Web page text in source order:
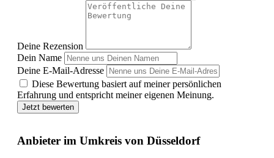
Deine Rezension
Dein Name
Deine E-Mail-Adresse
Diese Bewertung basiert auf meiner persönlichen
Erfahrung und entspricht meiner eigenen Meinung.
Jetzt bewerten
Anbieter im Umkreis von Düsseldorf